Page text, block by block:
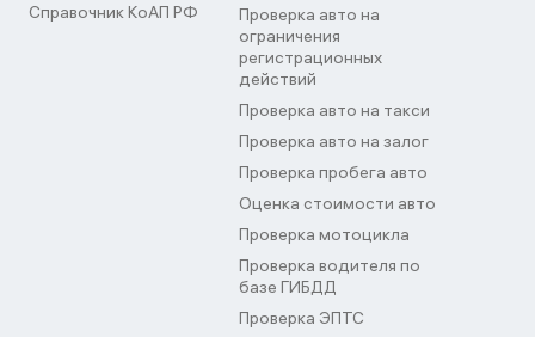
Справочник КоАП РФ
Проверка авто на
ограничения
регистрационных
действий
Проверка авто на такси
Проверка авто на залог
Проверка пробега авто
Оценка стоимости авто
Проверка мотоцикла
Проверка водителя по
базе ГИБДД
Проверка ЭПТС